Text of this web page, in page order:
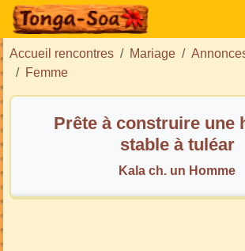
Accueil rencontres Mariage
Femme
Prête à construire une
stable à tuléar
Kala ch. un Homme